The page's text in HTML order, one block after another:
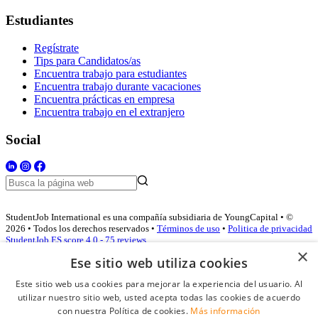
Estudiantes
Regístrate
Tips para Candidatos/as
Encuentra trabajo para estudiantes
Encuentra trabajo durante vacaciones
Encuentra prácticas en empresa
Encuentra trabajo en el extranjero
Social
StudentJob International es una compañía subsidiaria de YoungCapital • ©
2026 • Todos los derechos reservados • Términos de uso • Politica de privacidad
StudentJob ES score 4.0 - 75 reviews
Acceso empresas
×
Ese sitio web utiliza cookies
Este sitio web usa cookies para mejorar la experiencia del usuario. Al
utilizar nuestro sitio web, usted acepta todas las cookies de acuerdo
con nuestra Política de cookies. Más información